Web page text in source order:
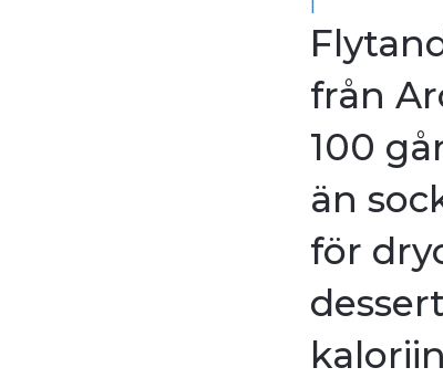
från
100
än
för